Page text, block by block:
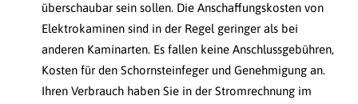
überschaubar sein sollen. Die Anschaffungskosten von
Elektrokaminen sind in der Regel geringer als bei
anderen Kaminarten. Es fallen keine Anschlussgebühren,
Kosten für den Schornsteinfeger und Genehmigung an.
Ihren Verbrauch haben Sie in der Stromrechnung im